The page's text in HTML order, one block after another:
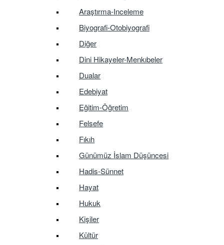
Araştırma-Inceleme
Biyografi-Otobiyografi
Diğer
Dini Hikayeler-Menkıbeler
Dualar
Edebiyat
Eğitim-Öğretim
Felsefe
Fıkıh
Günümüz İslam Düşüncesi
Hadis-Sünnet
Hayat
Hukuk
Kişiler
Kültür